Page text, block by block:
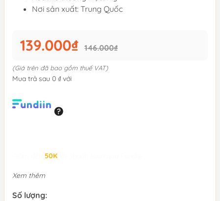
Nơi sản xuất: Trung Quốc
139.000₫ 146.000₫
(Giá trên đã bao gồm thuế VAT)
Mua trả sau 0 ₫ với
50K
Xem thêm
Số lượng: